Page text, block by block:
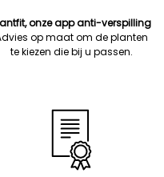
onze app anti-verspilling
op maat om de planten
te kiezen die bij u passen.